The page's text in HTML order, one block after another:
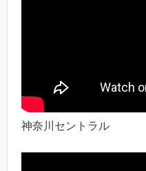
神奈川セントラル